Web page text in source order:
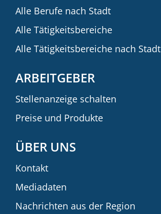
Alle Berufe nach Stadt
Alle Tätigkeitsbereiche
Alle Tätigkeitsbereiche nach Stadt
ARBEITGEBER
Stellenanzeige schalten
Preise und Produkte
ÜBER UNS
Kontakt
Mediadaten
Nachrichten aus der Region